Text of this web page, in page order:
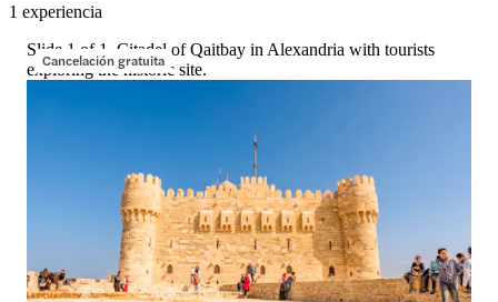
1 experiencia
Cancelación gratuita
Slide 1 of 1, Citadel of Qaitbay in Alexandria with tourists
exploring the historic site.